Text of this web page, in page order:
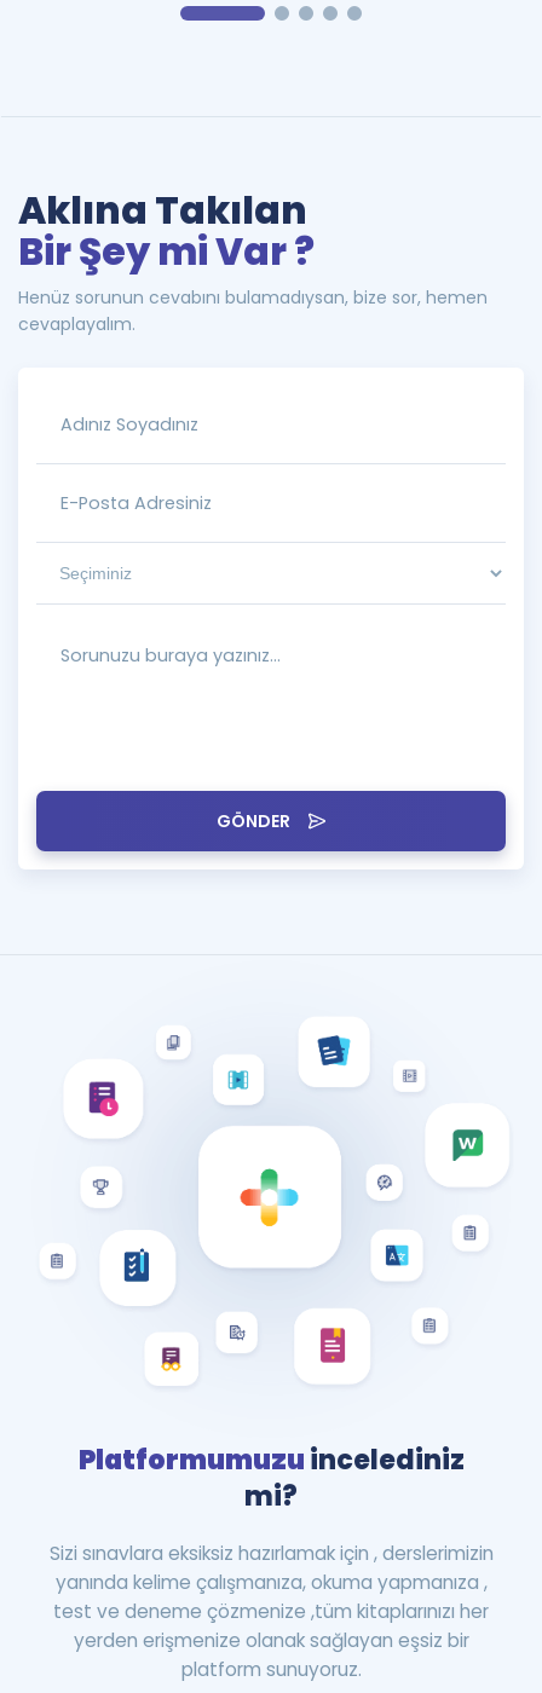
GÖNDER
Aklına Takılan
Bir Şey mi Var ?
Henüz sorunun cevabını bulamadıysan, bize sor, hemen
cevaplayalım.
Platformumuzuincelediniz
mi?
Sizi sınavlara eksiksiz hazırlamak için , derslerimizin
yanında kelime çalışmanıza, okuma yapmanıza ,
test ve deneme çözmenize ,tüm kitaplarınızı her
yerden erişmenize olanak sağlayan eşsiz bir
platform sunuyoruz.